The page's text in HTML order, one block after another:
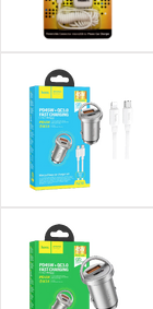
ostalo
Vitrine
i kutije